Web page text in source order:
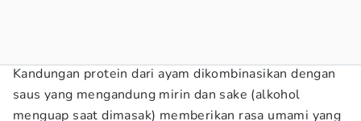
Kandungan protein dari ayam dikombinasikan dengan
saus yang mengandung mirin dan sake (alkohol
menguap saat dimasak) memberikan rasa umami yang